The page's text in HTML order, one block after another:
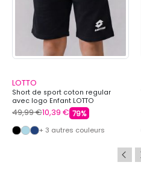
LOTTO
Short de sport coton regular
avec logo Enfant LOTTO
49,99 €10,39 € 79%
+ 3 autres couleurs